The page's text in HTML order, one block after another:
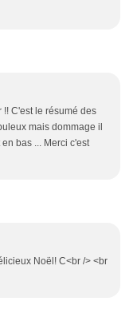
C'est le résumé des
mais dommage il
bas ... Merci c'est
Noël! C<br /> <br